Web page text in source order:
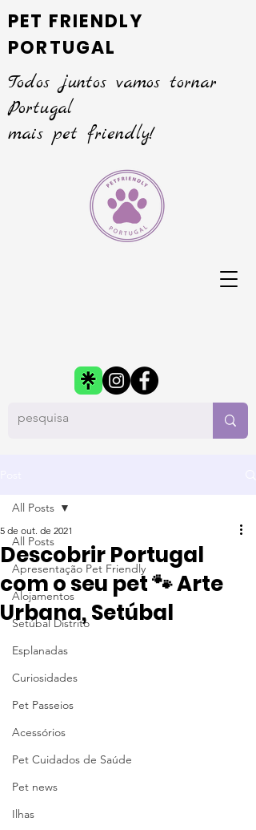
PET FRIENDLY
PORTUGAL
Todos juntos vamos tornar
Portugal
mais pet friendly!
All Posts
Apresentação Pet Friendly
Alojamentos
Setúbal Distrito
Esplanadas
Curiosidades
Pet Passeios
Acessórios
Pet Cuidados de Saúde
Pet news
Ilhas
All Posts
Descobrir Portugal
com o seu pet 🐾 Arte
Urbana, Setúbal
5 de out. de 2021